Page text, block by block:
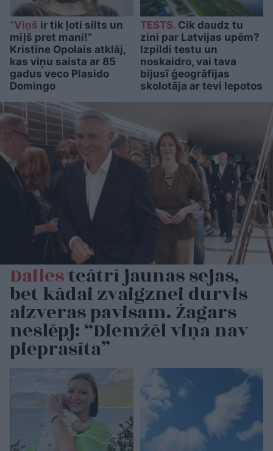
“Viņš ir tik ļoti silts un
mīļš pret mani!”
Kristīne Opolais atklāj,
kas viņu saista ar 85
gadus veco Plasido
Domingo
TESTS.Cik daudz tu
zini par Latvijas upēm?
Izpildi testu un
noskaidro, vai tava
bijusī ģeogrāfijas
skolotāja ar tevi lepotos
Dailesteātrī jaunas sejas,
bet kādai zvaigznei durvis
aizveras pavisam. Žagars
neslēpj: “Diemžēl viņa nav
pieprasīta”